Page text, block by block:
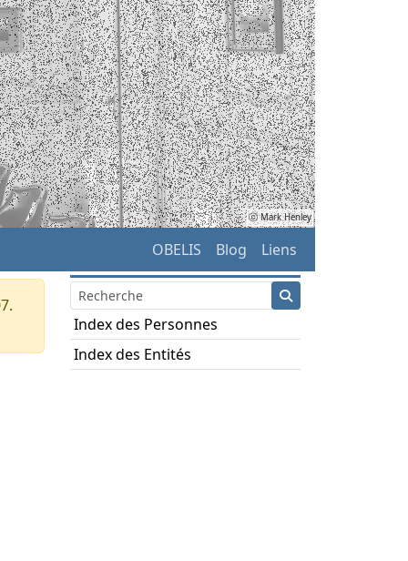
ⓒ Mark Henley
OBELIS Blog Liens
Index des Personnes
Index des Entités